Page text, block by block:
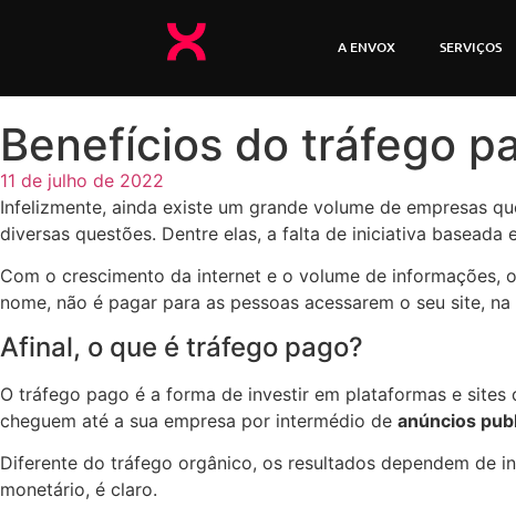
A ENVOX SERVIÇOS
Benefícios do tráfego
11 de julho de 2022
Infelizmente, ainda existe um grande volume de empresas
diversas questões. Dentre elas, a falta de iniciativa baseada
Com o crescimento da internet e o volume de
nome, não é pagar para as pessoas acessarem o seu site,
Afinal, o que é tráfego pago?
O tráfego pago é a forma de investir em plataformas e sites
cheguem até a sua empresa por intermédio de anúncios
Diferente do tráfego orgânico, os resultados dependem de
monetário, é claro.